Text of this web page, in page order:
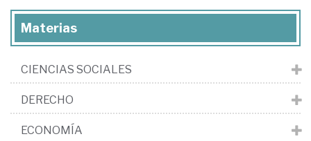
Materias
CIENCIAS SOCIALES
DERECHO
ECONOMÍA